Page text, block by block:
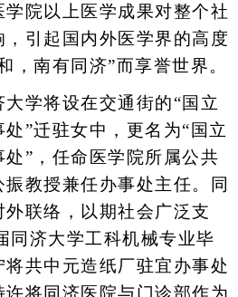
院以上医学成果对整个社
引起国内外医学界的高度
，南有同济”而享誉世界。
学将设在交通街的“国立
”迁驻女中，更名为“国立
”，任命医学院所属公共
教授兼任办事处主任。同
联络，以期社会广泛支
同济大学工科机械专业毕
共中元造纸厂驻宜办事处
将同济医院与门诊部作为